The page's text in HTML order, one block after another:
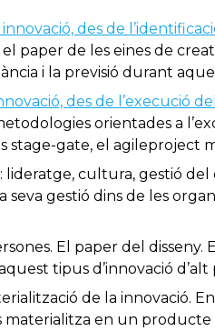
des de
paper de les eines de
i la previsió durant
des de l’execució
orientades a
stage-gate, el
lideratge, cultura, gestió
seva gestió dins de les
El paper del disseny.
tipus d’innovació
de la innovació.
materialitza en un producte